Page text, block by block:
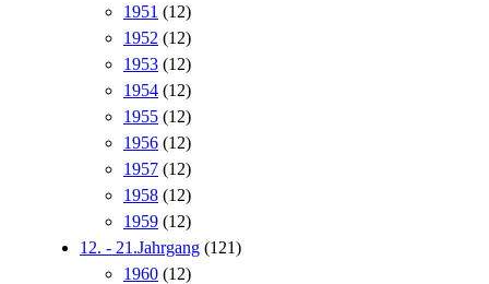
1951 (12)
1952 (12)
1953 (12)
1954 (12)
1955 (12)
1956 (12)
1957 (12)
1958 (12)
1959 (12)
12. - 21.Jahrgang (121)
1960 (12)